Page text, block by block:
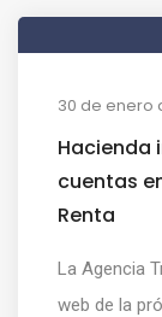
30 de enero
Hacienda
cuentas
Renta
La Agencia
web de la